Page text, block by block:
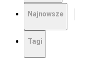
Najnowsze
Tagi